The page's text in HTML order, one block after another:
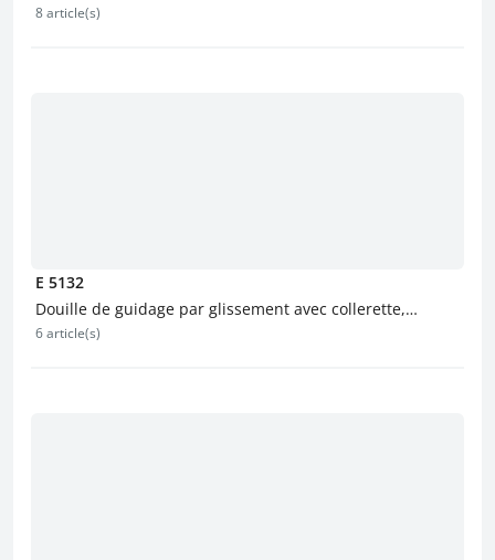
et collerette, en bronze
8 article(s)
E 5132
Douille de guidage par glissement avec collerette,
autolubrifiante
6 article(s)